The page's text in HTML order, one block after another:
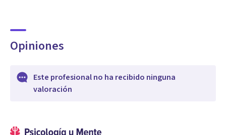
Opiniones
Este profesional no ha recibido ninguna
valoración